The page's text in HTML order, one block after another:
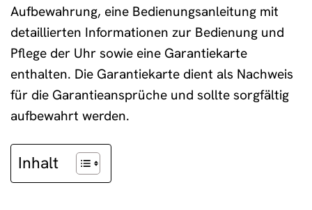
Aufbewahrung, eine Bedienungsanleitung mit
detaillierten Informationen zur Bedienung und
Pflege der Uhr sowie eine Garantiekarte
enthalten. Die Garantiekarte dient als Nachweis
für die Garantieansprüche und sollte sorgfältig
aufbewahrt werden.
Inhalt